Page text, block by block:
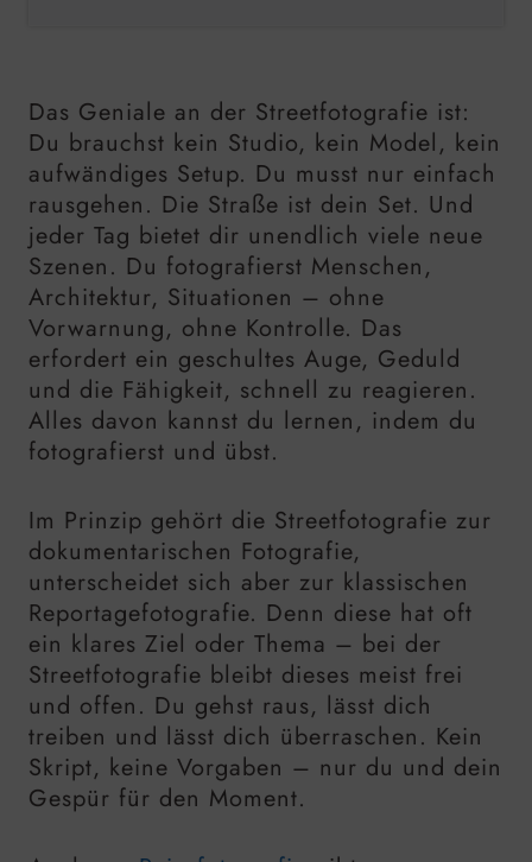
Das Geniale an der Streetfotografie ist:
Du brauchst kein Studio, kein Model, kein
aufwändiges Setup. Du musst nur einfach
rausgehen. Die Straße ist dein Set. Und
jeder Tag bietet dir unendlich viele neue
Szenen. Du fotografierst Menschen,
Architektur, Situationen – ohne
Vorwarnung, ohne Kontrolle. Das
erfordert ein geschultes Auge, Geduld
und die Fähigkeit, schnell zu reagieren.
Alles davon kannst du lernen, indem du
fotografierst und übst.
Im Prinzip gehört die Streetfotografie zur
dokumentarischen Fotografie,
unterscheidet sich aber zur klassischen
Reportagefotografie. Denn diese hat oft
ein klares Ziel oder Thema – bei der
Streetfotografie bleibt dieses meist frei
und offen. Du gehst raus, lässt dich
treiben und lässt dich überraschen. Kein
Skript, keine Vorgaben – nur du und dein
Gespür für den Moment.